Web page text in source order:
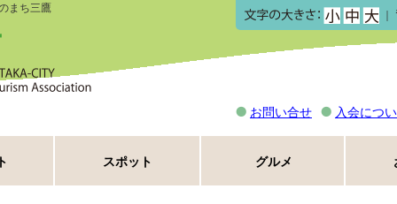
まち三鷹
｜
お問い合せ 入会につ
スポット グルメ